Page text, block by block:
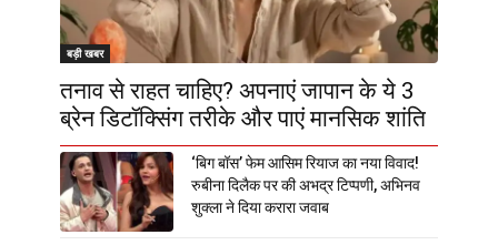
बड़ी खबर
तनाव से राहत चाहिए? अपनाएं जापान के ये 3
ब्रेन डिटॉक्सिंग तरीके और पाएं मानसिक शांति
‘बिग बॉस’ फेम आसिम रियाज का नया विवाद!
रुबीना दिलैक पर की अभद्र टिप्पणी, अभिनव
शुक्ला ने दिया करारा जवाब